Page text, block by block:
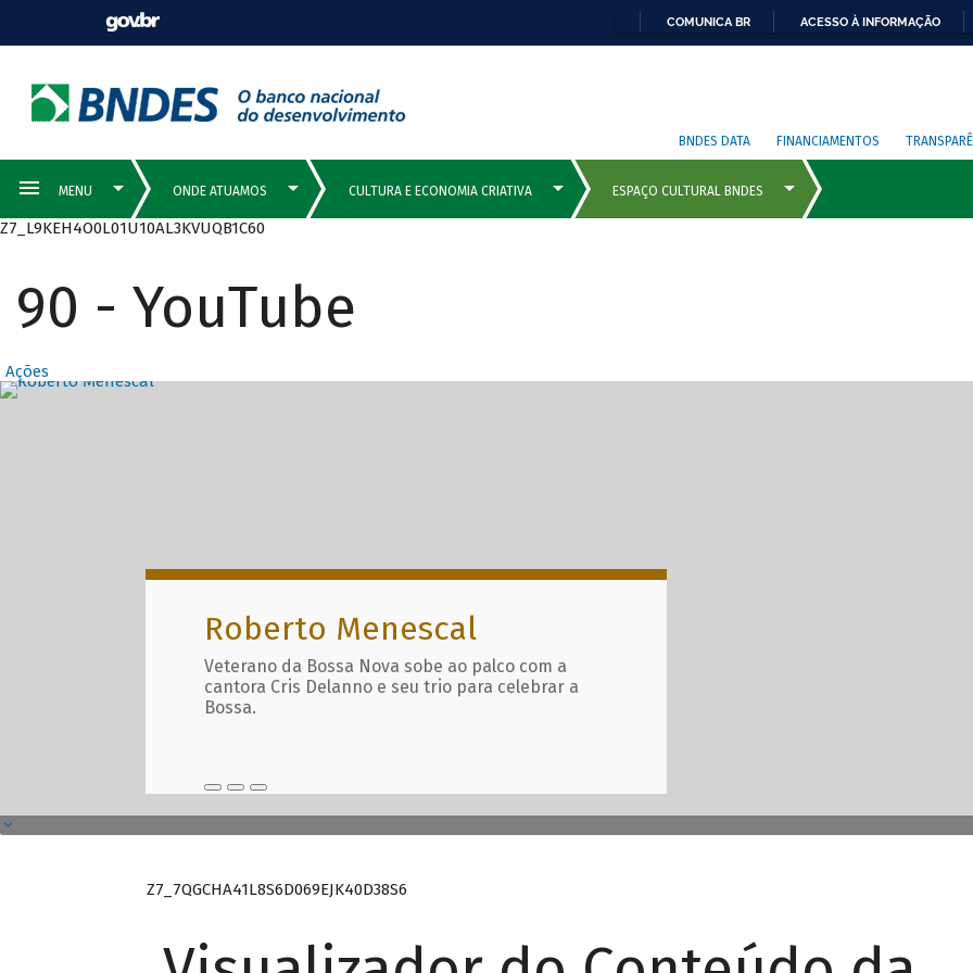
COMUNICA BR ACESSO À INFORMAÇÃO
BNDES DATA FINANCIAMENTOS
Z7_L9KEH4O0L01U10AL3KVUQB1C60
90 - YouTube
Ações
Destaques Principais com
Roberto Menescal
Veterano da Bossa Nova sobe ao palco com a
cantora Cris Delanno e seu trio para celebrar a
Bossa.
Z7_7QGCHA41L8S6D069EJK40D38S6